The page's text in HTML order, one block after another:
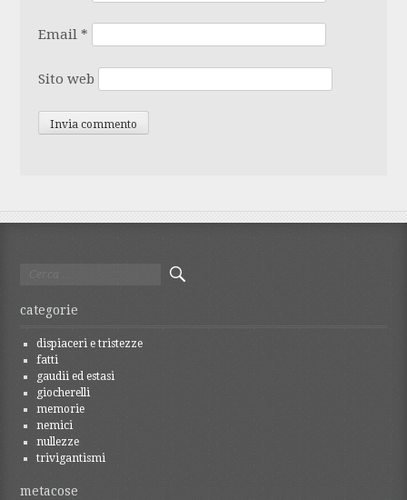
Email *
Sito web
per:
categorie
dispiaceri e tristezze
fatti
gaudii ed estasi
giocherelli
memorie
nemici
nullezze
trivigantismi
metacose